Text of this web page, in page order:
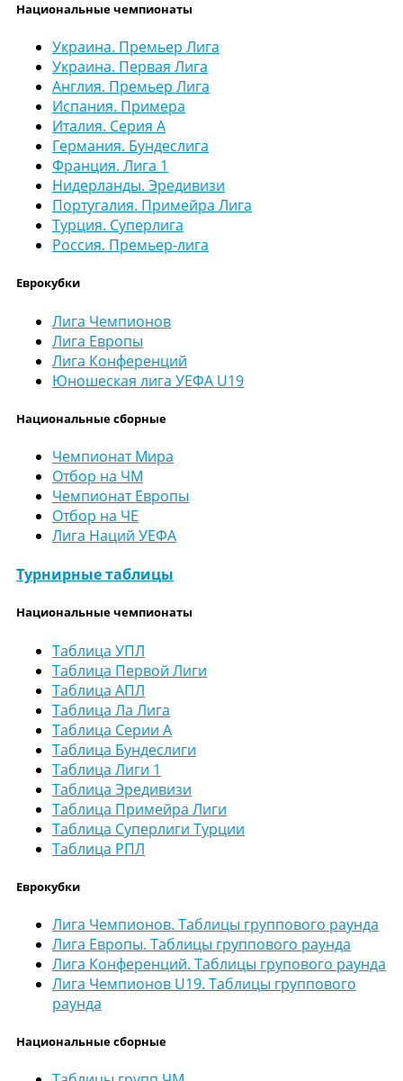
Национальные чемпионаты
Украина. Премьер Лига
Украина. Первая Лига
Англия. Премьер Лига
Испания. Примера
Италия. Серия А
Германия. Бундеслига
Франция. Лига 1
Нидерланды. Эредивизи
Португалия. Примейра Лига
Турция. Суперлига
Россия. Премьер-лига
Еврокубки
Лига Чемпионов
Лига Европы
Лига Конференций
Юношеская лига УЕФА U19
Национальные сборные
Чемпионат Мира
Отбор на ЧМ
Чемпионат Европы
Отбор на ЧЕ
Лига Наций УЕФА
Турнирные таблицы
Национальные чемпионаты
Таблица УПЛ
Таблица Первой Лиги
Таблица АПЛ
Таблица Ла Лига
Таблица Серии А
Таблица Бундеслиги
Таблица Лиги 1
Таблица Эредивизи
Таблица Примейра Лиги
Таблица Суперлиги Турции
Таблица РПЛ
Еврокубки
Лига Чемпионов. Таблицы группового раунда
Лига Европы. Таблицы группового раунда
Лига Конференций. Таблицы групового раунда
Лига Чемпионов U19. Таблицы группового
раунда
Национальные сборные